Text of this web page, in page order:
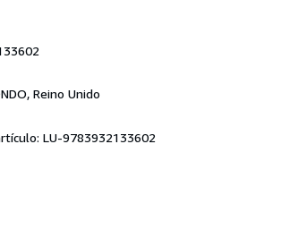
Reino Unido
LU-9783932133602